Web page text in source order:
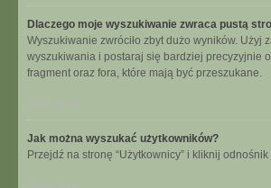
Dlaczego moje wyszukiwanie zwraca pustą
Wyszukiwanie zwróciło zbyt dużo wyników. Użyj
wyszukiwania i postaraj się bardziej precyzyjnie
fragment oraz fora, które mają być przeszukane.
Jak można wyszukać użytkowników?
Przejdź na stronę “Użytkownicy” i kliknij odnośnik